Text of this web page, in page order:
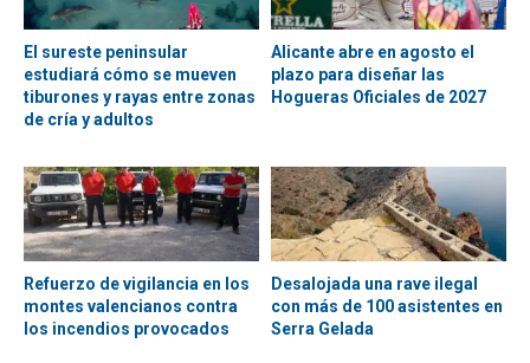
El sureste peninsular
estudiará cómo se mueven
tiburones y rayas entre zonas
de cría y adultos
Alicante abre en agosto el
plazo para diseñar las
Hogueras Oficiales de 2027
Refuerzo de vigilancia en los
montes valencianos contra
los incendios provocados
Desalojada una rave ilegal
con más de 100 asistentes en
Serra Gelada